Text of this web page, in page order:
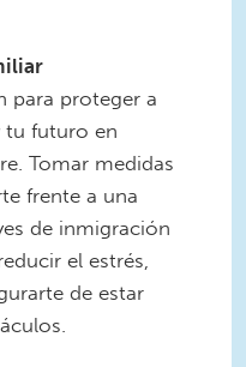
para proteger a
tu futuro en
Tomar medidas
frente a una
de inmigración
el estrés,
de estar